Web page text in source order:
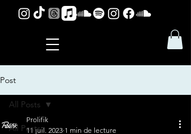
Post
All Posts
All Posts
Prolifik
11 juil. 2023 1 min de lecture